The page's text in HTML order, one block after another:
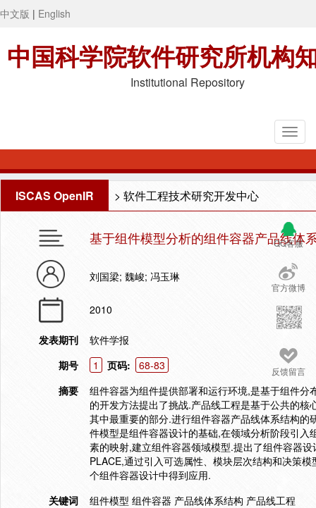
中文版 | English
中国科学院软件研究所机构
Institutional Repository
ISCAS OpenIR > 软件工程技术研究开发中心
QQ客服
官方微博
反馈留言
基于组件模型分析的组件容器产品线体
刘国梁; 魏峻; 冯玉琳
2010
发表期刊
软件学报
期号
1 页码:
68-83
摘要
组件容器为组件提供部署和运行环境,是基于组件
的开发方法提出了挑战.产品线工程是基于公共的
其中最重要的部分.进行组件容器产品线体系结构
件模型是组件容器设计的基础,在领域分析阶段引
素的映射,建立组件容器领域模型.提出了组件容器
PLACE,通过引入可选属性、模块层次结构和决策
个组件容器设计中得到应用.
关键词
组件模型 组件容器 产品线体系结构 产品线工程